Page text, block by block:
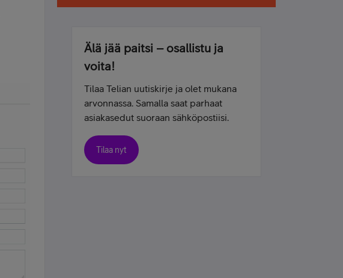
Älä jää paitsi – osallistu ja
voita!
Tilaa Telian uutiskirje ja olet mukana
arvonnassa. Samalla saat parhaat
asiakasedut suoraan sähköpostiisi.
Tilaa nyt